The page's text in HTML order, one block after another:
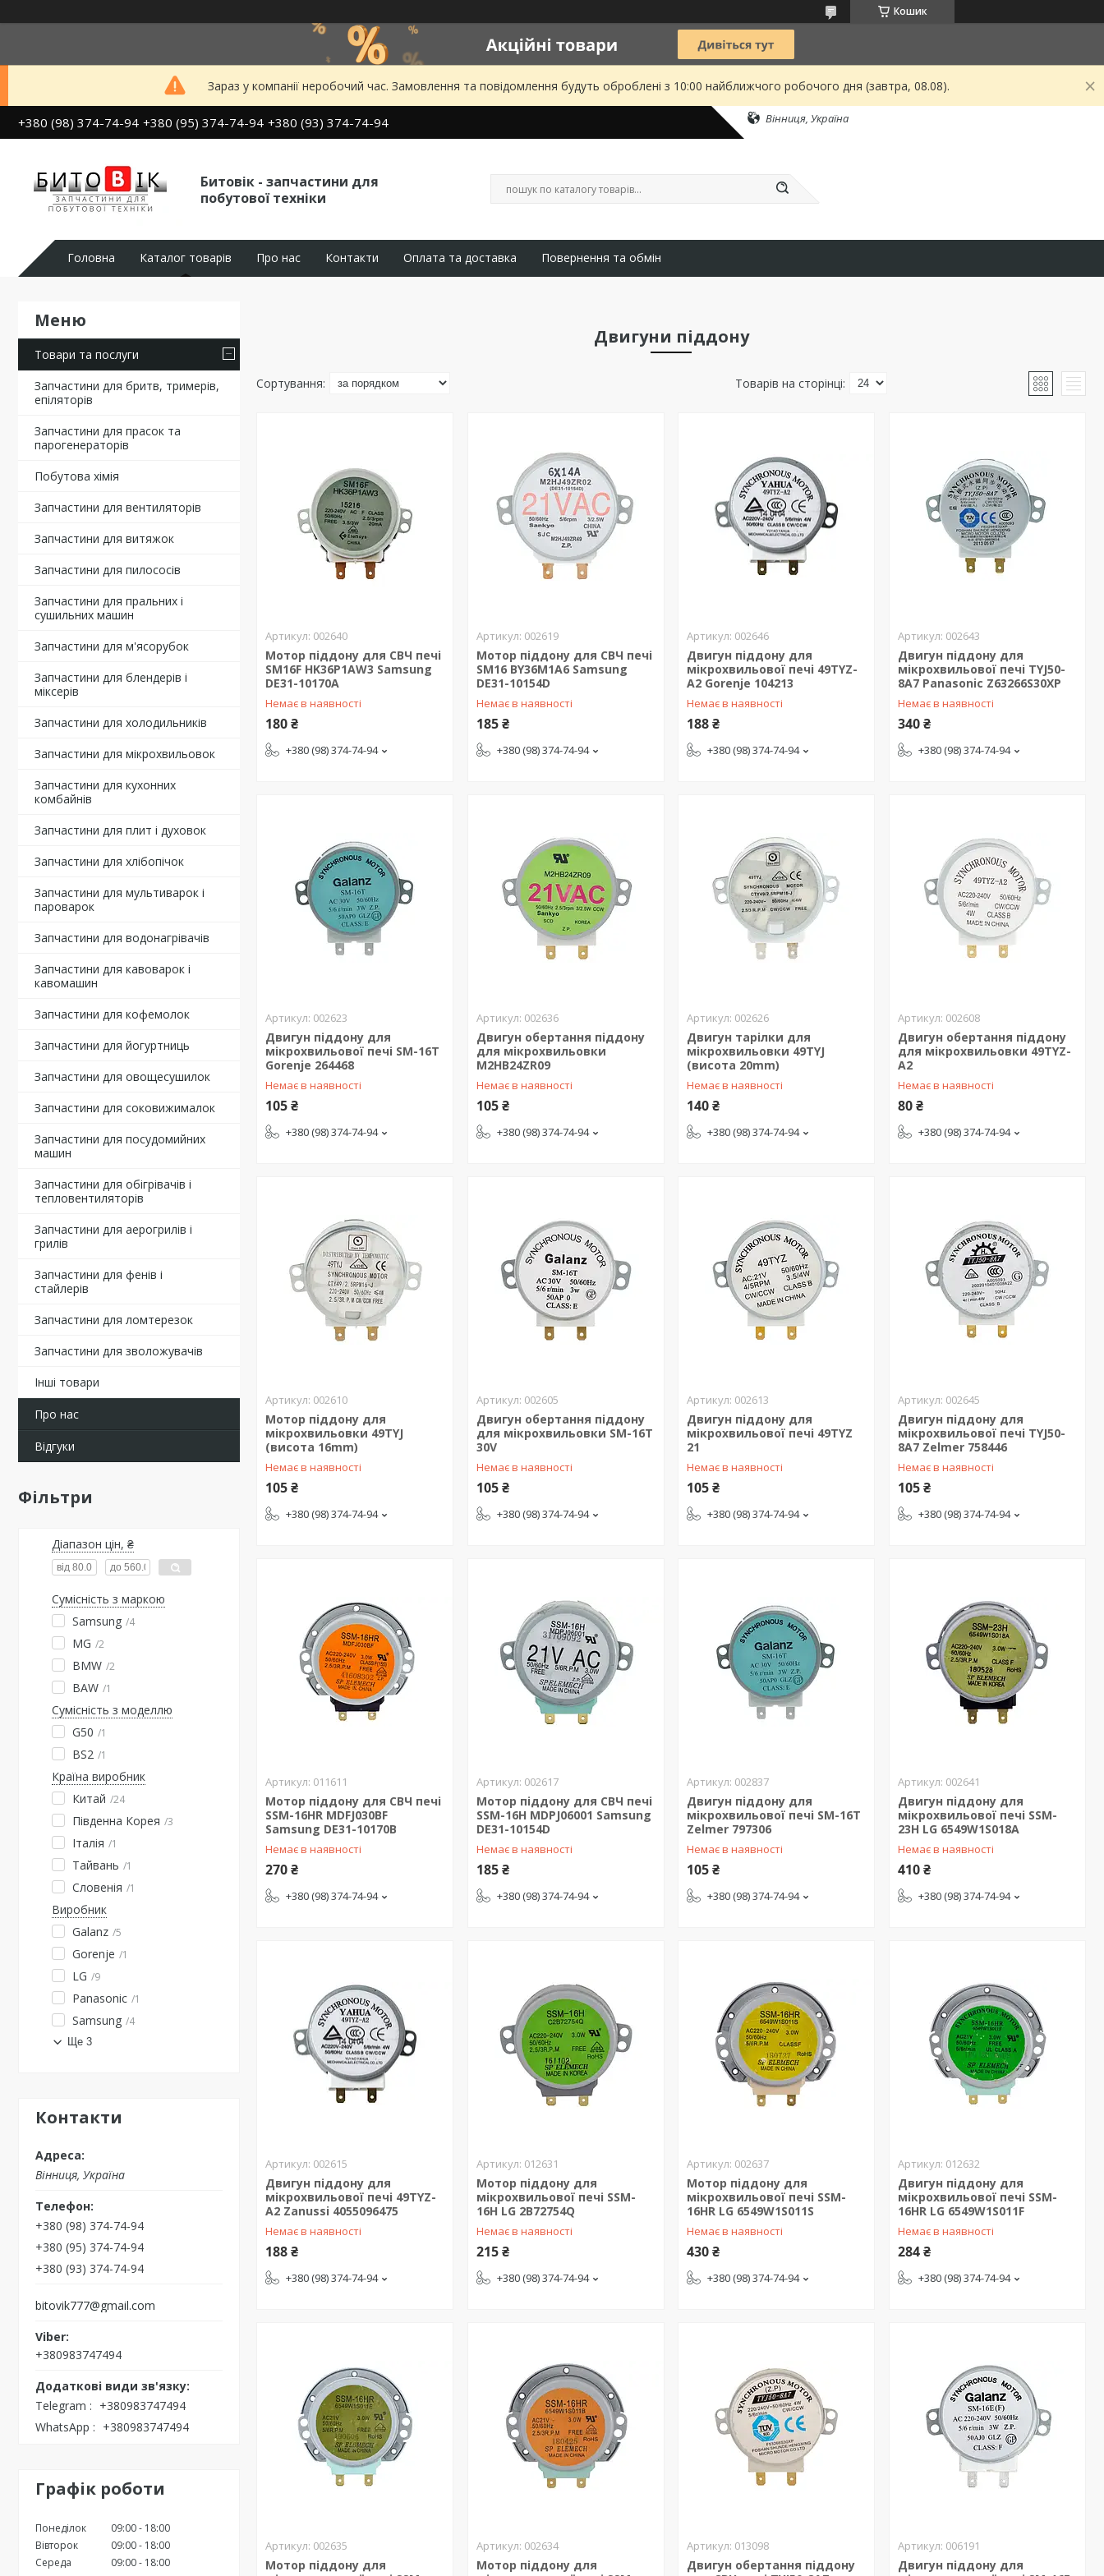
Кошик
Зараз у компанії неробочий час. Замовлення та повідомлення будуть оброблені з 10:00 найближчого робочого дня (завтра, 08.08).
+380 (98) 374-74-94 +380 (95) 374-74-94 +380 (93) 374-74-94 Вінниця, Україна
Битовік - запчастини для
побутової техніки
Головна Каталог товарів Про нас Контакти Оплата та доставка Повернення та обмін
Товари та послуги
Запчастини для бритв, тримерів,
епіляторів
Запчастини для прасок та
парогенераторів
Побутова хімія
Запчастини для вентиляторів
Запчастини для витяжок
Запчастини для пилососів
Запчастини для пральних і
сушильних машин
Запчастини для м'ясорубок
Запчастини для блендерів і
міксерів
Запчастини для холодильників
Запчастини для мікрохвильовок
Запчастини для кухонних
комбайнів
Запчастини для плит і духовок
Запчастини для хлібопічок
Запчастини для мультиварок і
пароварок
Запчастини для водонагрівачів
Запчастини для кавоварок і
кавомашин
Запчастини для кофемолок
Запчастини для йогуртниць
Запчастини для овощесушилок
Запчастини для соковижималок
Запчастини для посудомийних
машин
Запчастини для обігрівачів і
тепловентиляторів
Запчастини для аерогрилів і
грилів
Запчастини для фенів і
стайлерів
Запчастини для ломтерезок
Запчастини для зволожувачів
Інші товари
Про нас
Відгуки
Фільтри
Діапазон цін, ₴
Сумісність з маркою
Samsung 4
MG 2
BMW 2
BAW 1
Сумісність з моделлю
G50
1
BS2 1
Країна виробник
Китай 24
Південна Корея 3
Італія 1
Тайвань 1
Словенія 1
Виробник
Galanz 5
Gorenje 1
LG 9
Panasonic 1
Samsung 4
Ще 3
Контакти
Вінниця, Україна
+380 (98) 374-74-94
+380 (95) 374-74-94
+380 (93) 374-74-94
bitovik777@gmail.com
+380983747494
Telegram
+380983747494
WhatsApp
+380983747494
Графік роботи
Понеділок 09:00
18:00
Вівторок
09:00
18:00
Середа
09:00
18:00
Двигуни піддону
002640
Мотор піддону для СВЧ печі
SM16F HK36P1AW3 Samsung
DE31-10170A
Немає в наявності
180 ₴
+380 (98) 374-74-94
002619
Мотор піддону для СВЧ печі
SM16 BY36M1A6 Samsung
DE31-10154D
Немає в наявності
185 ₴
+380 (98) 374-74-94
002646
Двигун піддону для
мікрохвильової печі 49TYZ-
A2 Gorenje 104213
Немає в наявності
188 ₴
+380 (98) 374-74-94
002643
Двигун піддону для
мікрохвильової печі TYJ50-
8A7 Panasonic Z63266S30XP
Немає в наявності
340 ₴
+380 (98) 374-74-94
002623
Двигун піддону для
мікрохвильової печі SM-16T
Gorenje 264468
Немає в наявності
105 ₴
+380 (98) 374-74-94
002636
Двигун обертання піддону
для мікрохвильовки
M2HB24ZR09
Немає в наявності
105 ₴
+380 (98) 374-74-94
002626
Двигун тарілки для
мікрохвильовки 49TYJ
(висота 20mm)
Немає в наявності
140 ₴
+380 (98) 374-74-94
002608
Двигун обертання піддону
для мікрохвильовки 49TYZ-
A2
Немає в наявності
80 ₴
+380 (98) 374-74-94
002610
Мотор піддону для
мікрохвильовки 49TYJ
(висота 16mm)
Немає в наявності
105 ₴
+380 (98) 374-74-94
002605
Двигун обертання піддону
для мікрохвильовки SM-16T
30V
Немає в наявності
105 ₴
+380 (98) 374-74-94
002613
Двигун піддону для
мікрохвильової печі 49TYZ
21
Немає в наявності
105 ₴
+380 (98) 374-74-94
002645
Двигун піддону для
мікрохвильової печі TYJ50-
8A7 Zelmer 758446
Немає в наявності
105 ₴
+380 (98) 374-74-94
011611
Мотор піддону для СВЧ печі
SSM-16HR MDFJ030BF
Samsung DE31-10170B
Немає в наявності
270 ₴
+380 (98) 374-74-94
002617
Мотор піддону для СВЧ печі
SSM-16H MDPJ06001 Samsung
DE31-10154D
Немає в наявності
185 ₴
+380 (98) 374-74-94
002837
Двигун піддону для
мікрохвильової печі SM-16T
Zelmer 797306
Немає в наявності
105 ₴
+380 (98) 374-74-94
002641
Двигун піддону для
мікрохвильової печі SSM-
23H LG 6549W1S018A
Немає в наявності
410 ₴
+380 (98) 374-74-94
002615
Двигун піддону для
мікрохвильової печі 49TYZ-
A2 Zanussi 4055096475
Немає в наявності
188 ₴
+380 (98) 374-74-94
012631
Мотор піддону для
мікрохвильової печі SSM-
16H LG 2B72754Q
Немає в наявності
215 ₴
+380 (98) 374-74-94
002637
Мотор піддону для
мікрохвильової печі SSM-
16HR LG 6549W1S011S
Немає в наявності
430 ₴
+380 (98) 374-74-94
012632
Двигун піддону для
мікрохвильової печі SSM-
16HR LG 6549W1S011F
Немає в наявності
284 ₴
+380 (98) 374-74-94
002635
Мотор піддону для
002634
Мотор піддону для
013098
Двигун обертання піддону
006191
Двигун піддону для